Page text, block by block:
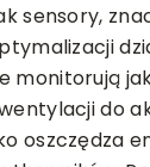
sensory,
monitorują
do
oszczędza